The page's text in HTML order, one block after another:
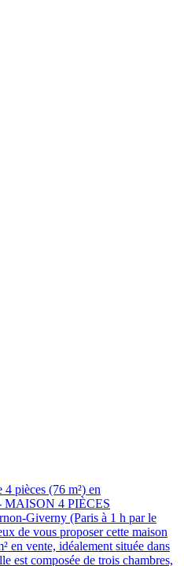
pièces (76 m²) en
4 PIÈCES
Giverny (Paris à 1 h par le
de vous proposer cette maison
en vente, idéalement située dans
est composée de trois chambres,